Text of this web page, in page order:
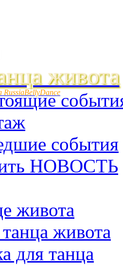
живота
RussiaBellyDance
события
НОВОСТЬ
живота
живота
для танца